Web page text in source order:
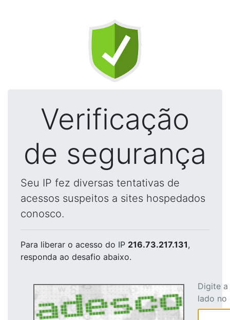
Verificação
de segurança
Seu IP fez diversas tentativas de
acessos suspeitos a sites hospedados
conosco.
Para liberar o acesso do IP 216.73.217.131,
responda ao desafio abaixo.
Digite
lado no